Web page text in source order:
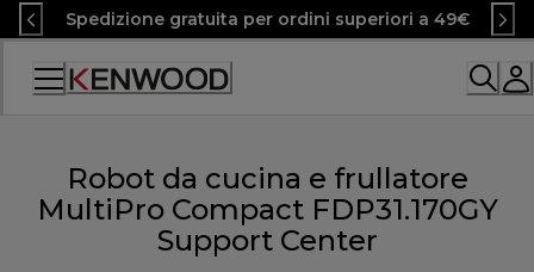
Skip
to
Content
Spedizione gratuita per ordini superiori a 49€
Accessibility
Robot da cucina e frullatore
MultiPro Compact FDP31.170GY
Support Center